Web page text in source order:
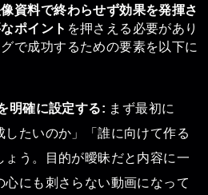
資料で終わらせず効果を発揮さ
ポイント を押さえる必要があり
で成功するための要素を以下に
明確に設定する: まず最初に
したいのか」「誰に向けて作る
ょう。目的が曖昧だと内容に一
にも刺さらない動画になって